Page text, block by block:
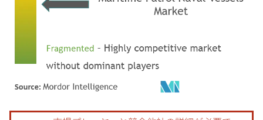
画像 © Mordor Intelligence。再利用にはCC BY 4.0の表示が必要です。